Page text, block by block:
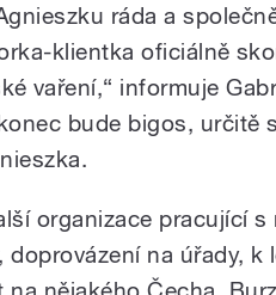
ráda a
klientka oficiálně
vaření,“ informuje
bude bigos, určitě
organizace pracující s
na úřady, k